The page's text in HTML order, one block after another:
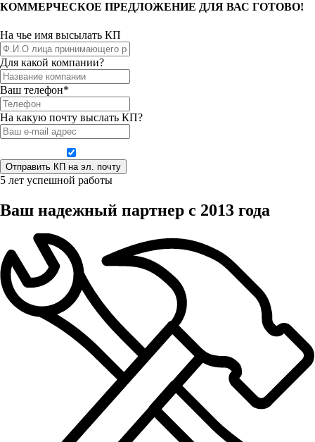
КОММЕРЧЕСКОЕ ПРЕДЛОЖЕНИЕ ДЛЯ ВАС ГОТОВО!
На чье имя высылать КП
Для какой компании?
Ваш телефон*
На какую почту выслать КП?
5 лет успешной работы
Ваш надежный партнер с 2013 года